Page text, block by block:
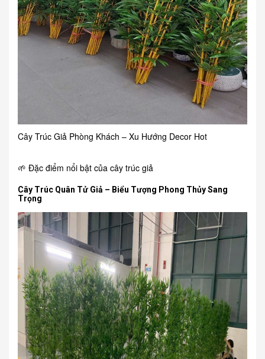
Cây Trúc Giả Phòng Khách – Xu Hướng Decor Hot
🌱 Đặc điểm nổi bật của cây trúc giả
Cây Trúc Quân Tử Giả – Biểu Tượng Phong Thủy Sang
Trọng